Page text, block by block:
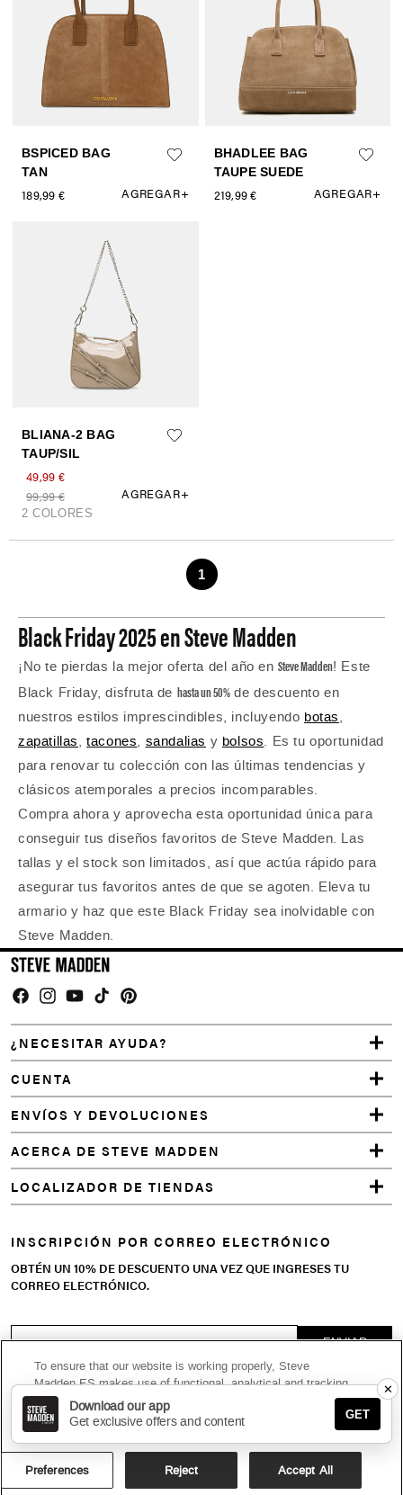
Black Friday 2025 en Steve Madden
¡No te pierdas la mejor oferta del año enSteve Madden! Este
Black Friday, disfruta de hasta un 50%de descuento en
nuestros estilos imprescindibles, incluyendo botas,
zapatillas,tacones, sandalias y bolsos. Es tu oportunidad
para renovar tu colección con las últimas tendencias y
clásicos atemporales a precios incomparables.
Compra ahora y aprovecha esta oportunidad única para
conseguir tus diseños favoritos de Steve Madden. Las
tallas y el stock son limitados, así que actúa rápido para
asegurar tus favoritos antes de que se agoten. Eleva tu
armario y haz que este Black Friday sea inolvidable con
Steve Madden.
¿NECESITAR AYUDA?
CUENTA
ENVÍOS Y DEVOLUCIONES
ACERCA DE STEVE MADDEN
LOCALIZADOR DE TIENDAS
INSCRIPCIÓN POR CORREO ELECTRÓNICO
OBTÉN UN 10% DE DESCUENTO UNA VEZ QUE INGRESES TU
CORREO ELECTRÓNICO.
Selecciona tus intereses
Hombres
Mujeres
Download our app
Get exclusive offers and content
GET
✕
To ensure that our website is working properly, Steve
Madden ES makes use of functional, analytical and tracking
cookies. For more information regarding cookies please
check our Privacy policy. When you click ‘Accept All’ you
agree that these cookies can be placed.
Preferences Reject Accept All